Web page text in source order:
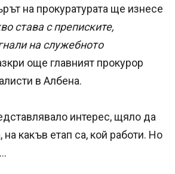
на прокуратурата ще изнесе
става с преписките,
на служебното
още главният прокурор
в Албена.
интерес, щяло да
на какъв етап са, кой работи. Но